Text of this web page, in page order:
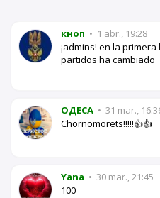
кноп • 1 abr., 19:28
¡admins! en la
partidos ha cambiado
OДЕСА • 31 mar.,
Chornomorets!!!!!👍👍
Yana • 30 mar., 21:45
100